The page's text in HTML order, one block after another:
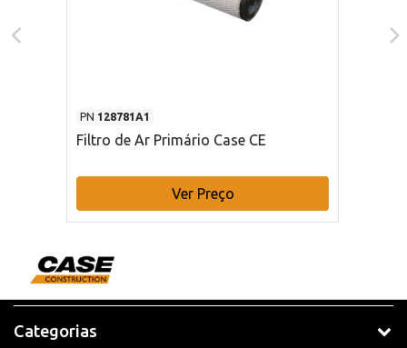
PN 128781A1
Filtro de Ar Primário Case CE
Ver Preço
Categorias